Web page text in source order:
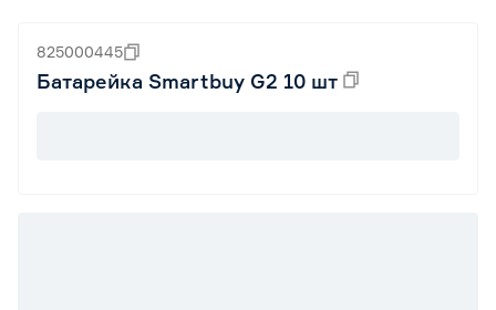
825000445
Батарейка Smartbuy G2 10 шт